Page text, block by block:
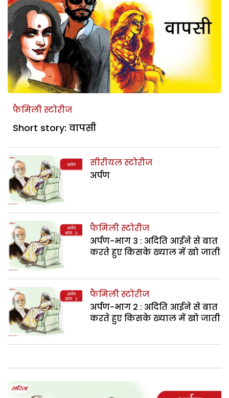
फैमिली स्टोरीज
Short story: वापसी
सीरीयल स्टोरीज
अर्पण
फैमिली स्टोरीज
अर्पण-भाग 3 : अदिति आईने से बात
करते हुए किसके ख्याल में खो जाती
फैमिली स्टोरीज
अर्पण-भाग 2 : अदिति आईने से बात
करते हुए किसके ख्याल में खो जाती